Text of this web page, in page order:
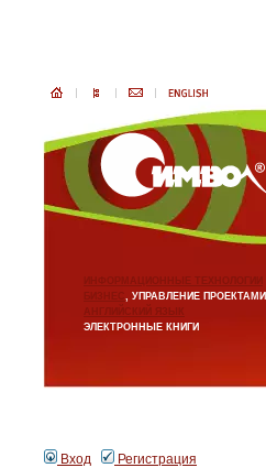
ИНФОРМАЦИОННЫЕ ТЕХНОЛОГИИ
БИЗНЕС, УПРАВЛЕНИЕ ПРОЕКТАМИ
АНГЛИЙСКИЙ ЯЗЫК
ЭЛЕКТРОННЫЕ КНИГИ
Вход
Регистрация